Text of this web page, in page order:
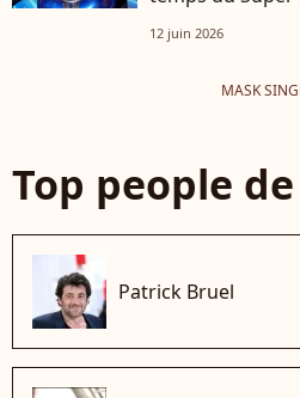
12 juin 2026
MASK
Top people
Patrick Bruel